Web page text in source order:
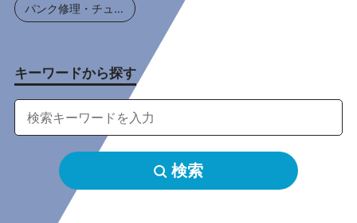
パンク修理・チューブ交換
キーワードから探す
検索